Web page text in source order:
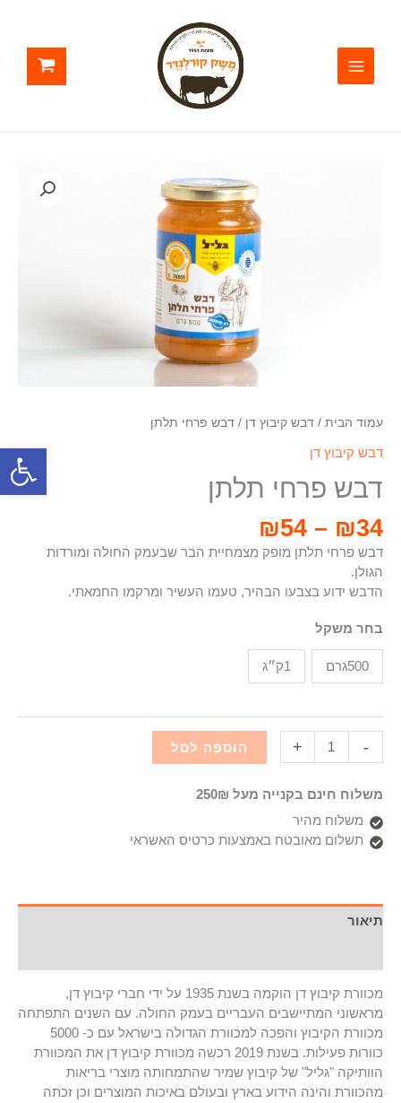
פתח
עמוד הבית / דבש קיבוץ דן / דבש פרחי תלתן
דבש קיבוץ דן
דבש פרחי תלתן
₪34
–
₪54
מחירים:
עד
דבש פרחי תלתן מופק מצמחיית הבר שבעמק החולה ומורדות
הגולן.
הדבש ידוע בצבעו הבהיר, טעמו העשיר ומרקמו החמאתי.
בחר משקל
500גרם 1ק״ג
-
+ הוספה לסל
משלוח חינם בקנייה מעל 250₪
משלוח מהיר
תשלום מאובטח באמצעות כרטיס האשראי
תיאור
מכוורת קיבוץ דן הוקמה בשנת 1935 על ידי חברי קיבוץ דן,
מראשוני המתיישבים העבריים בעמק החולה. עם השנים התפתחה
מכוורת הקיבוץ והפכה למכוורת הגדולה בישראל עם כ- 5000
כוורות פעילות. בשנת 2019 רכשה מכוורת קיבוץ דן את המכוורת
הוותיקה "גליל" של קיבוץ שמיר שהתמחותה מוצרי בריאות
מהכוורת והינה הידוע בארץ ובעולם באיכות המוצרים וכן זכתה